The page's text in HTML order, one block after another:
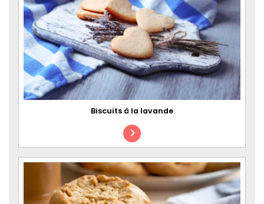
Biscuits à la lavande